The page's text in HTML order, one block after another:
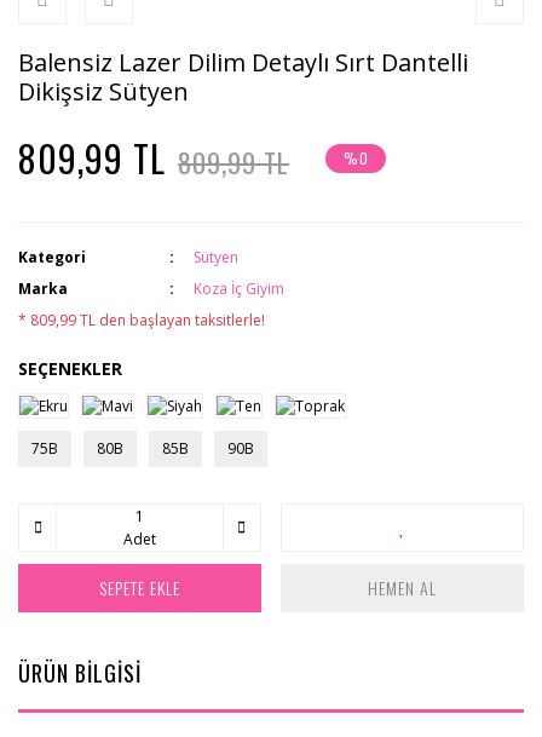
Balensiz Lazer Dilim Detaylı Sırt Dantelli
Dikişsiz Sütyen
809,99 TL 809,99 TL %0
Kategori
Sütyen
Marka
Koza İç Giyim
* 809,99 TL den başlayan taksitlerle!
SEÇENEKLER
75B 80B 85B 90B
Adet
SEPETE EKLE HEMEN AL
ÜRÜN BİLGİSİ